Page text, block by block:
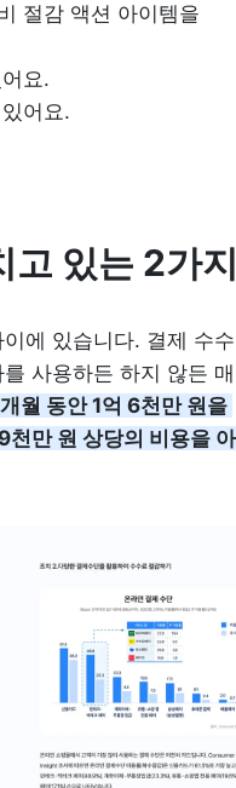
절감 액션 아이템을
요.
어요.
고 있는 2가지
에 있습니다. 결제 수
사용하든 하지 않든
월 동안 1억 6천만 원을
천만 원 상당의 비용을